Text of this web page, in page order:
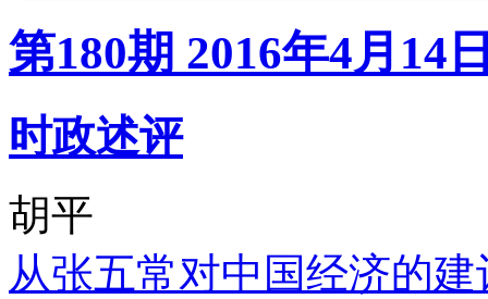
第180期 2016年4月14
时政述评
胡平
从张五常对中国经济的